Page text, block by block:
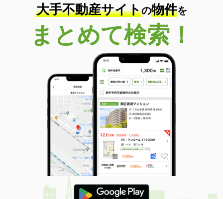
大手不動産サイトの物件を
まとめて検索！